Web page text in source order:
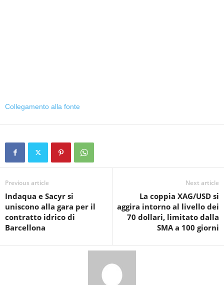
Collegamento alla fonte
Previous article
Indaqua e Sacyr si
uniscono alla gara per il
contratto idrico di
Barcellona
Next article
La coppia XAG/USD si
aggira intorno al livello dei
70 dollari, limitato dalla
SMA a 100 giorni